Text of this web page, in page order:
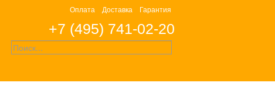
Оплата Доставка Гарантия
+7 (495) 741-02-20